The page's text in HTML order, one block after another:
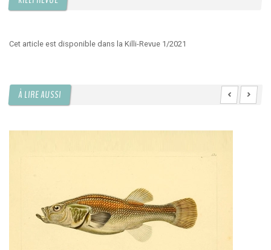
Cet article est disponible dans la Killi-Revue 1/2021
À LIRE AUSSI